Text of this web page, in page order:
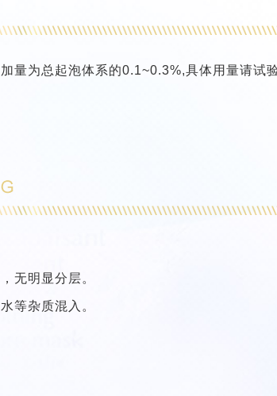
量为总起泡体系的0.1~0.3%,具体用量请试
无明显分层。
等杂质混入。